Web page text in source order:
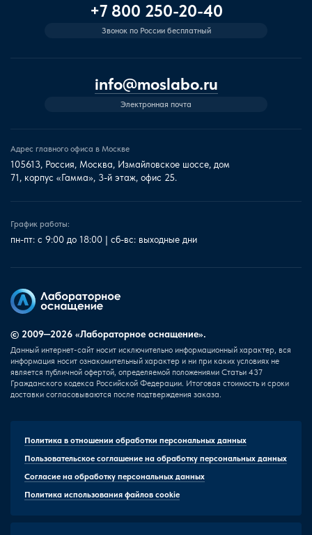
+7 800 250-20-40
Звонок по России бесплатный
info@moslabo.ru
Электронная почта
Адрес главного офиса в Москве
105613, Россия, Москва, Измайловское шоссе, дом
71, корпус «Гамма», 3-й этаж, офис 25.
График работы:
пн-пт: с 9:00 до 18:00 | сб-вс: выходные дни
© 2009—2026 «Лабораторное оснащение».
Данный интернет-сайт носит исключительно информационный характер, вся
информация носит ознакомительный характер и ни при каких условиях не
является публичной офертой, определяемой положениями Статьи 437
Гражданского кодекса Российской Федерации. Итоговая стоимость и сроки
доставки согласовываются после подтверждения заказа.
Политика в отношении обработки персональных данных
Пользовательское соглашение на обработку персональных данных
Согласие на обработку персональных данных
Политика использования файлов cookie